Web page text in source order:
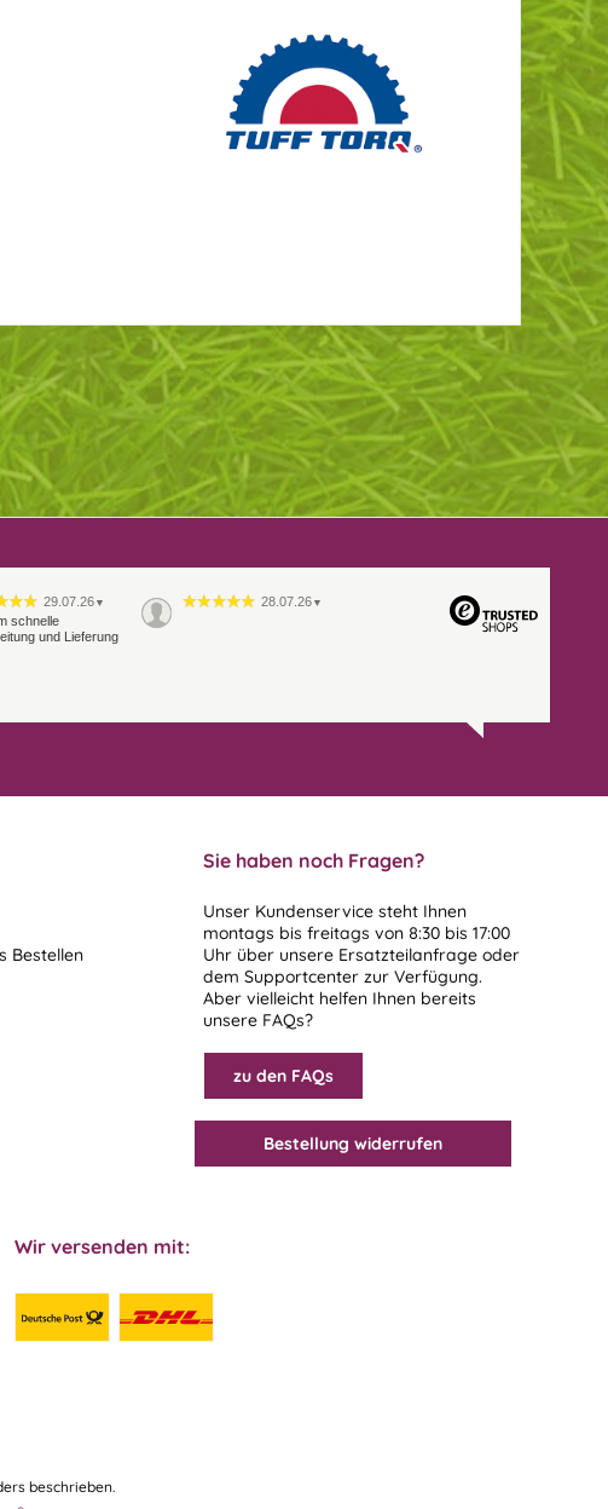
29.07.26 ▼
schnelle
und Lieferung
28.07.26 ▼
Bestellen
Sie haben noch Fragen?
Unser Kundenservice steht Ihnen
montags bis freitags von 8:30 bis 17:00
Uhr über unsere Ersatzteilanfrage oder
dem Supportcenter zur Verfügung.
Aber vielleicht helfen Ihnen bereits
unsere FAQs?
zu den FAQs
Bestellung widerrufen
Wir versenden mit:
beschrieben.